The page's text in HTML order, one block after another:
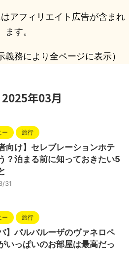
アフィリエイト広告が含まれ
ます。
義務により全ページに表示）
年03月
ー 旅行
向け】セレブレーションホテ
？泊まる前に知っておきたい5
31
ー 旅行
】パルパルーザのヴァネロペ
いっぱいのお部屋は最高だっ